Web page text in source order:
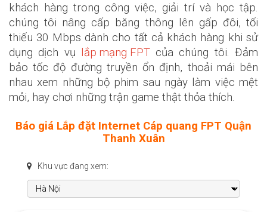
khách hàng trong công việc, giải trí và học tập.
chúng tôi nâng cấp băng thông lên gấp đôi, tối
thiếu 30 Mbps dành cho tất cả khách hàng khi sử
dụng dịch vụ lắp mạng FPT của chúng tôi. Đảm
bảo tốc độ đường truyền ổn định, thoải mái bên
nhau xem những bộ phim sau ngày làm việc mệt
mỏi, hay chơi những trận game thật thỏa thích.
Báo giá Lắp đặt Internet Cáp quang FPT Quận
Thanh Xuân
Khu vực đang xem: